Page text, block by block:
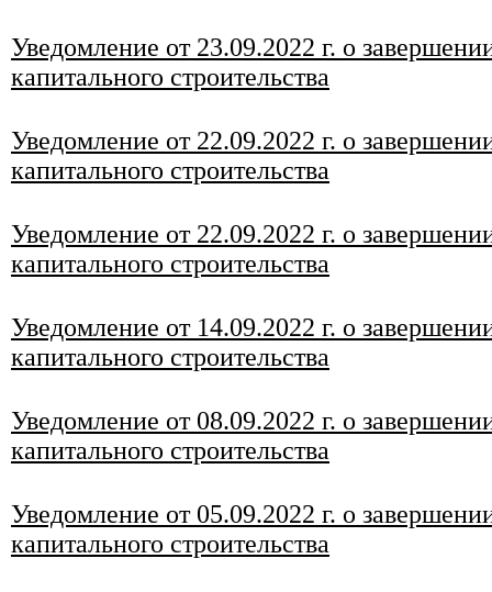
Уведомление от 23.09.2022 г. о
капитального строительства
Уведомление от 22.09.2022 г. о
капитального строительства
Уведомление от 22.09.2022 г. о
капитального строительства
Уведомление от 14.09.2022 г. о
капитального строительства
Уведомление от 08.09.2022 г. о
капитального строительства
Уведомление от 05.09.2022 г. о
капитального строительства